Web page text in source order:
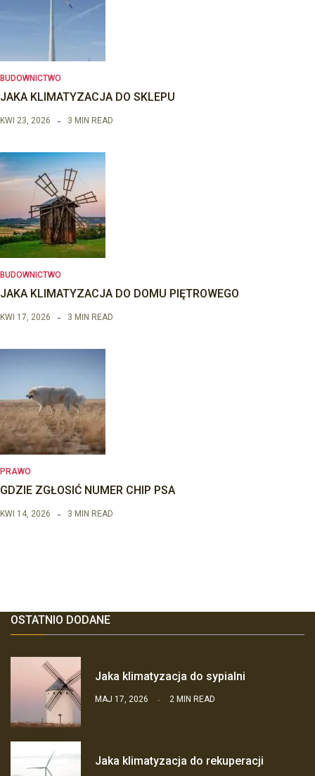
BUDOWNICTWO
JAKA KLIMATYZACJA DO SKLEPU
KWI 23, 2026 3 MIN READ
BUDOWNICTWO
JAKA KLIMATYZACJA DO DOMU PIĘTROWEGO
KWI 17, 2026 3 MIN READ
PRAWO
GDZIE ZGŁOSIĆ NUMER CHIP PSA
KWI 14, 2026 3 MIN READ
OSTATNIO DODANE
Jaka klimatyzacja do sypialni
MAJ 17, 2026 2 MIN READ
Jaka klimatyzacja do rekuperacji